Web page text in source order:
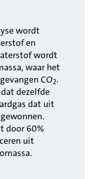
wordt
en
wordt
waar het
CO2.
dezelfde
dat uit
door 60%
uit